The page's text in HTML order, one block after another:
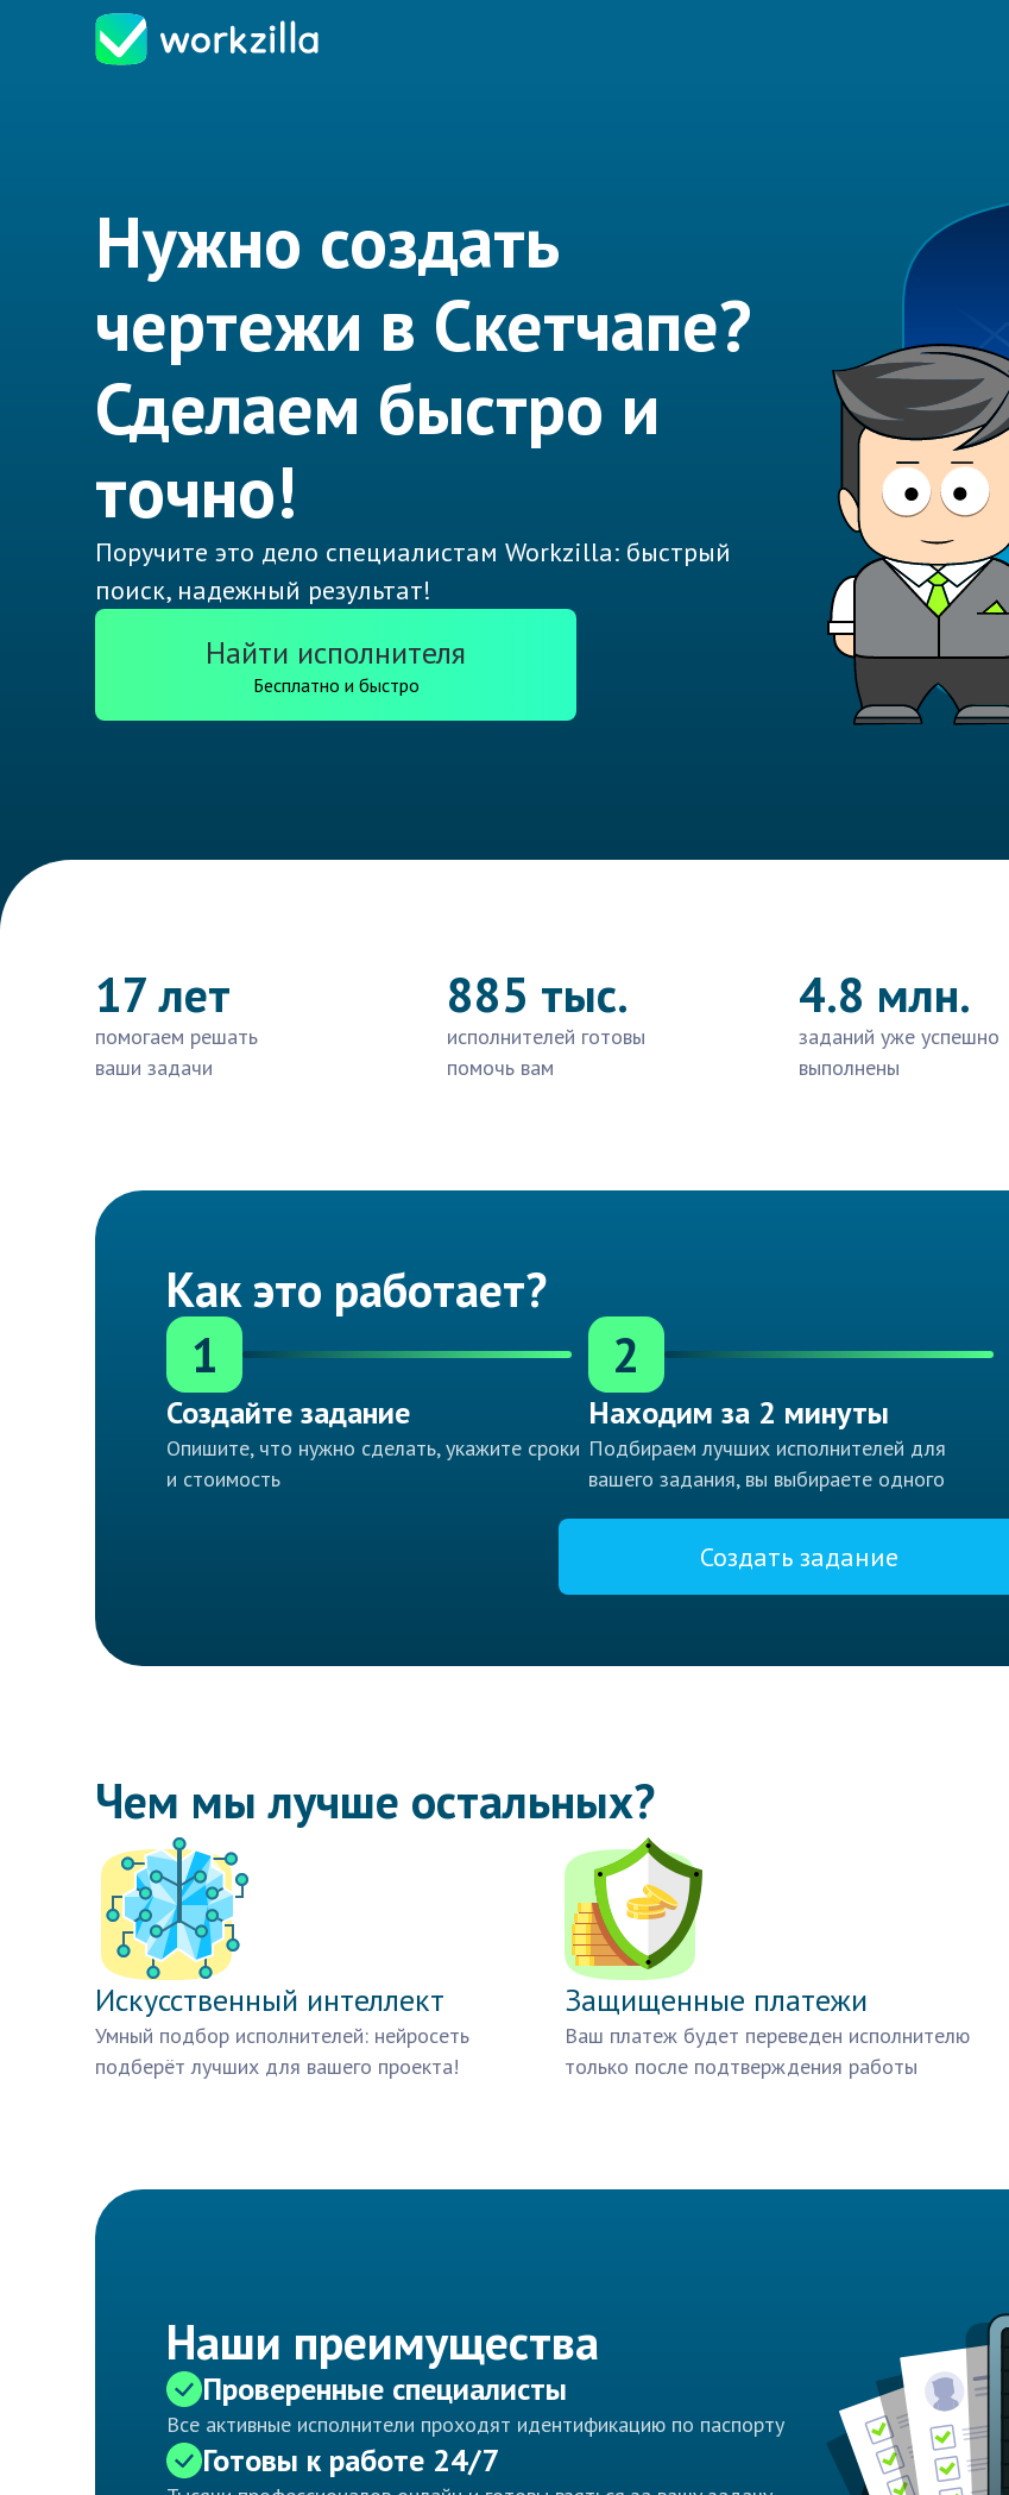
Нужно создать
чертежи в Скетчапе?
Сделаем быстро и
точно!
Поручите это дело специалистам Workzilla: быстрый
поиск, надежный результат!
Найти исполнителя
Бесплатно и быстро
17 лет
помогаем решать
ваши задачи
885 тыс.
исполнителей готовы
помочь вам
4.8 млн.
заданий уже успешно
выполнены
Как это работает?
1
Создайте задание
Опишите, что нужно сделать, укажите сроки
и стоимость
2
Находим за 2 минуты
Подбираем лучших исполнителей для
вашего задания, вы выбираете одного
Создать задание
Чем мы лучше остальных?
Искусственный интеллект
Умный подбор исполнителей: нейросеть
подберёт лучших для вашего проекта!
Защищенные платежи
Ваш платеж будет переведен исполнителю
только после подтверждения работы
Наши преимущества
Проверенные специалисты
Все активные исполнители проходят идентификацию по паспорту
Готовы к работе 24/7